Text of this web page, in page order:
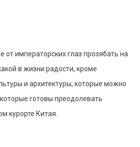
императорских глаз прозябать на
в жизни радости, кроме
и архитектуры, которые можно
готовы преодолевать
курорте Китая.